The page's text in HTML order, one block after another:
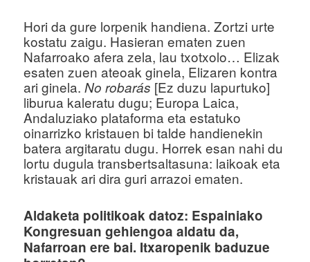
Hori da gure lorpenik handiena. Zortzi urte
kostatu zaigu. Hasieran ematen zuen
Nafarroako afera zela, lau txotxolo… Elizak
esaten zuen ateoak ginela, Elizaren kontra
ari ginela.No robarás [Ez duzu lapurtuko]
liburua kaleratu dugu; Europa Laica,
Andaluziako plataforma eta estatuko
oinarrizko kristauen bi talde handienekin
batera argitaratu dugu. Horrek esan nahi du
lortu dugula transbertsaltasuna: laikoak eta
kristauak ari dira guri arrazoi ematen.
Aldaketa politikoak datoz: Espainiako
Kongresuan gehiengoa aldatu da,
Nafarroan ere bai. Itxaropenik baduzue